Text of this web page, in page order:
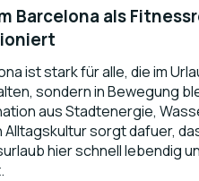
Barcelona als
ist stark für alle, die im
sondern in Bewegung
aus Stadtenergie,
Alltagskultur sorgt dafuer,
hier schnell lebendig